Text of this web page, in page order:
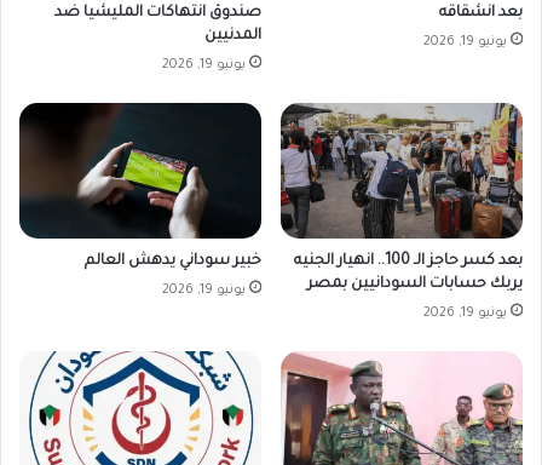
بعد انشقاقه
يونيو 19, 2026
صندوق انتهاكات المليشيا ضد
المدنيين
يونيو 19, 2026
بعد كسر حاجز الـ 100.. انهيار الجنيه
يربك حسابات السودانيين بمصر
يونيو 19, 2026
خبير سوداني يدهش العالم
يونيو 19, 2026